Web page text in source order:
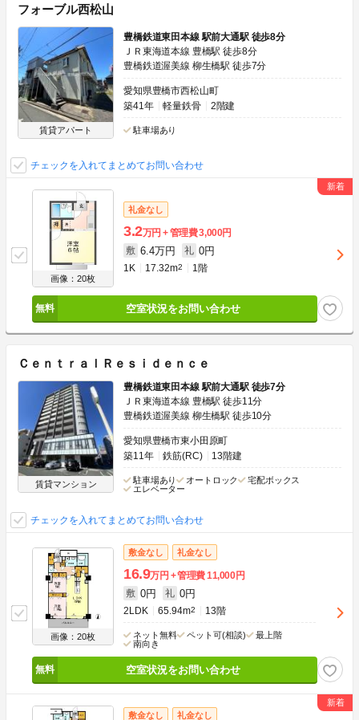
フォーブル西松山
賃貸アパート
豊橋鉄道東田本線 駅前大通駅 徒歩8分
ＪＲ東海道本線 豊橋駅 徒歩8分
豊橋鉄道渥美線 柳生橋駅 徒歩7分
愛知県豊橋市西松山町
築41年
軽量鉄骨 2階建
駐車場あり
チェックを入れてまとめてお問い合わせ
画像：20枚
礼金なし
3.2万円 管理費3,000円
敷 6.4万円 礼 0円
1K 17.32m2 1階
空室状況をお問い合わせ
ＣｅｎｔｒａｌＲｅｓｉｄｅｎｃｅ
賃貸マンション
豊橋鉄道東田本線 駅前大通駅 徒歩7分
ＪＲ東海道本線 豊橋駅 徒歩11分
豊橋鉄道渥美線 柳生橋駅 徒歩10分
愛知県豊橋市東小田原町
築11年
鉄筋(RC) 13階建
駐車場あり オートロック
宅配ボックス
エレベーター
チェックを入れてまとめてお問い合わせ
画像：20枚
敷金なし 礼金なし
16.9万円 管理費11,000円
敷 0円 礼 0円
2LDK 65.94m2 13階
ネット無料 ペット可(相談)
最上階
南向き
空室状況をお問い合わせ
敷金なし 礼金なし